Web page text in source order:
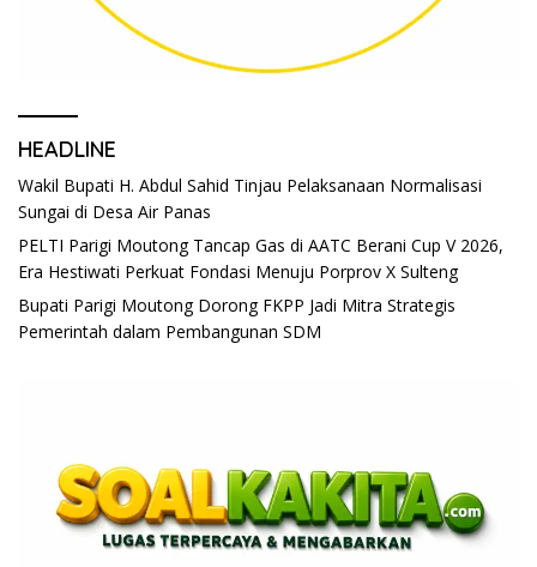
HEADLINE
Wakil Bupati H. Abdul Sahid Tinjau Pelaksanaan Normalisasi
Sungai di Desa Air Panas
PELTI Parigi Moutong Tancap Gas di AATC Berani Cup V 2026,
Era Hestiwati Perkuat Fondasi Menuju Porprov X Sulteng
Bupati Parigi Moutong Dorong FKPP Jadi Mitra Strategis
Pemerintah dalam Pembangunan SDM